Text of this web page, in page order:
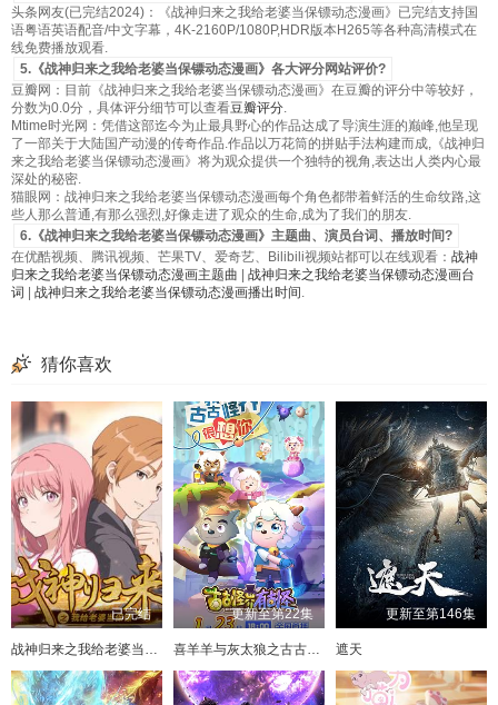
头条网友(已完结2024)：《战神归来之我给老婆当保镖动态漫画》已完结支持国
语粤语英语配音/中文字幕，4K-2160P/1080P,HDR版本H265等各种高清模式在
线免费播放观看.
5.《战神归来之我给老婆当保镖动态漫画》各大评分网站评价?
豆瓣网：目前《战神归来之我给老婆当保镖动态漫画》在豆瓣的评分中等较好，
分数为0.0分，具体评分细节可以查看豆瓣评分.
Mtime时光网：凭借这部迄今为止最具野心的作品达成了导演生涯的巅峰,他呈现
了一部关于大陆国产动漫的传奇作品.作品以万花筒的拼贴手法构建而成,《战神归
来之我给老婆当保镖动态漫画》将为观众提供一个独特的视角,表达出人类内心最
深处的秘密.
猫眼网：战神归来之我给老婆当保镖动态漫画每个角色都带着鲜活的生命纹路,这
些人那么普通,有那么强烈,好像走进了观众的生命,成为了我们的朋友.
6.《战神归来之我给老婆当保镖动态漫画》主题曲、演员台词、播放时间?
在优酷视频、腾讯视频、芒果TV、爱奇艺、Bilibili视频站都可以在线观看： 战神
归来之我给老婆当保镖动态漫画主题曲
战神归来之我给老婆当保镖动态漫画台
词
战神归来之我给老婆当保镖动态漫画播出时间 .
猜你喜欢
已完结
战神归来之我给老婆当保镖动态漫画
更新至第22集
喜羊羊与灰太狼之古古怪界有古怪
更新至第146集
遮天